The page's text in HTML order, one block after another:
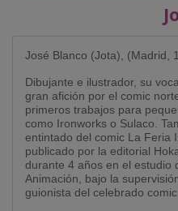
José Blanco (Jota), (Madrid,
Dibujante e ilustrador, su
gran afición por el comic
primeros trabajos para
como Ironworks o Sulaco.
entintado del comic La Feria
publicado por la editorial
durante 4 años en el estudio
Animación, bajo la
guionista del celebrado comic